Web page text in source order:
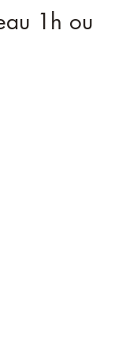
1h ou